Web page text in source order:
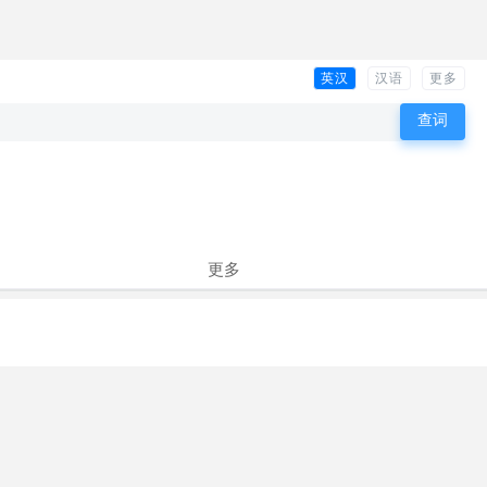
英汉 汉语 更多
更多